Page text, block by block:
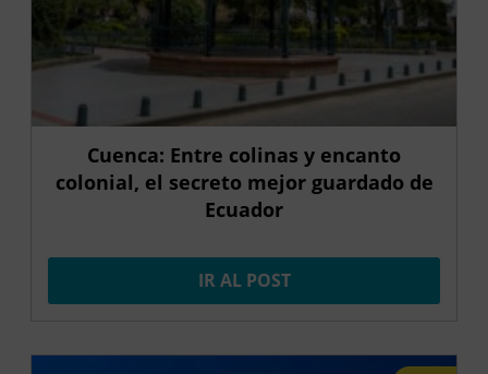
Cuenca: Entre colinas y encanto
colonial, el secreto mejor guardado de
Ecuador
IR AL POST